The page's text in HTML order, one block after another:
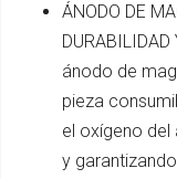
ÁNODO DE
ánodo de
pieza
el oxígeno del
y